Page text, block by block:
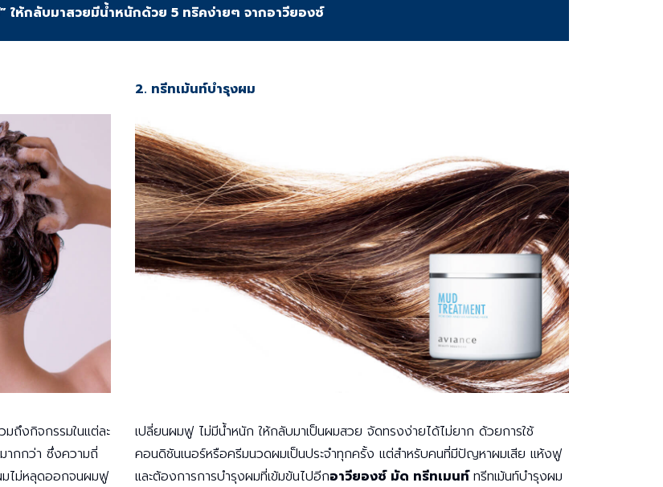
ให้กลับมาสวยมีน้ำหนักด้วย 5 ทริคง่ายๆ จากอาวียองซ์
ถึงกิจกรรมในแต่ละ
ากกว่า ซึ่งความถี่
มไม่หลุดออกจนผมฟู
2. ทรีทเม้นท์บำรุงผม
เปลี่ยนผมฟู ไม่มีน้ำหนัก ให้กลับมาเป็นผมสวย จัดทรงง่ายได้ไม่ยาก ด้วยการใช้
คอนดิชันเนอร์หรือครีมนวดผมเป็นประจำทุกครั้ง แต่สำหรับคนที่มีปัญหาผมเสีย แห้งฟู
และต้องการการบำรุงผมที่เข้มข้นไปอีกอาวียองซ์ มัด ทรีทเมนท์ทรีทเม้นท์บำรุงผม